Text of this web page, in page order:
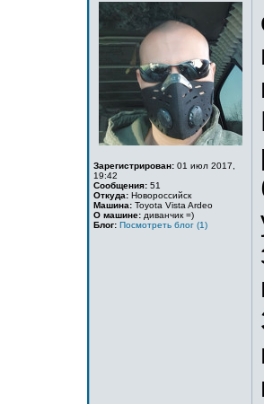
Зарегистрирован: 01 июл 2017,
19:42
Сообщения: 51
Откуда: Новороссийск
Машина: Toyota Vista Ardeo
О машине: диванчик =)
Блог: Посмотреть блог (1)